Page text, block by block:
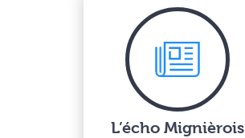
L’écho Mignièrois